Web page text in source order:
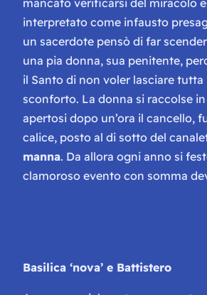
interpretato come infausto
un sacerdote pensò di far
una pia donna, sua penitente,
il Santo di non voler lasciare tutta
sconforto. La donna si raccolse
apertosi dopo un’ora il cancello,
calice, posto al di sotto del
manna. Da allora ogni anno si
clamoroso evento con somma
Basilica ‘nova’ e Battistero